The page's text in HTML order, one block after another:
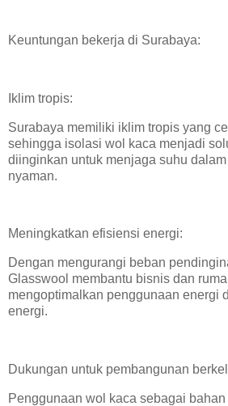
Keuntungan bekerja di Surabaya:
Iklim tropis:
Surabaya memiliki iklim tropis yang
sehingga isolasi wol kaca menjadi
diinginkan untuk menjaga suhu
nyaman.
Meningkatkan efisiensi energi:
Dengan mengurangi beban
Glasswool membantu bisnis dan
mengoptimalkan penggunaan energi
energi.
Dukungan untuk pembangunan
Penggunaan wol kaca sebagai